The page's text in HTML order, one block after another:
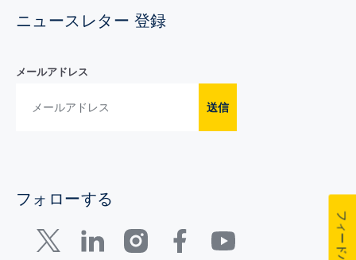
ニュースレター 登録
メールアドレス
送信
フォローする